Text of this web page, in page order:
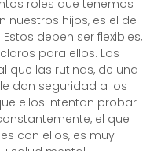
roles que tenemos
nuestros hijos, es el de
deben ser flexibles,
para ellos. Los
que las rutinas, de una
dan seguridad a los
ellos intentan probar
el que
con ellos, es muy